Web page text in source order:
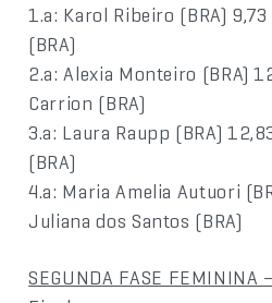
1.a: Karol Ribeiro (BRA)
(BRA)
2.a: Alexia Monteiro (BRA)
Carrion (BRA)
3.a: Laura Raupp (BRA)
(BRA)
4.a: Maria Amelia Autuori
Juliana dos Santos (BRA)
SEGUNDA FASE FEMININA